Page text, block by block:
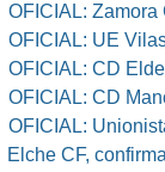
OFICIAL: Zamora
OFICIAL: UE
OFICIAL: CD
OFICIAL: CD
OFICIAL:
Elche CF,